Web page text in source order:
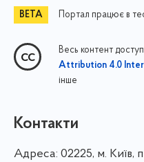
Портал працює в
Весь контент
Attribution 4.0
інше
Контакти
Адреса: 02225, м. Київ,